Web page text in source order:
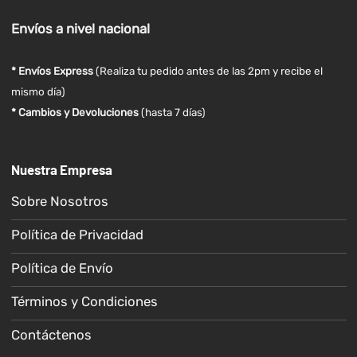
Envíosa nivel nacional
* Envíos Express(Realiza tu pedido antes de las 2pm y recibe el
mismo día)
* Cambios y Devoluciones (hasta 7 días)
Nuestra Empresa
Sobre Nosotros
Política de Privacidad
Política de Envío
Términos y Condiciones
Contáctenos